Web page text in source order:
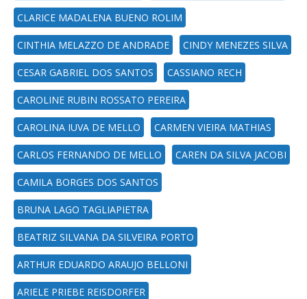
CLARICE MADALENA BUENO ROLIM
CINTHIA MELAZZO DE ANDRADE CINDY MENEZES SILVA
CESAR GABRIEL DOS SANTOS CASSIANO RECH
CAROLINE RUBIN ROSSATO PEREIRA
CAROLINA IUVA DE MELLO CARMEN VIEIRA MATHIAS
CARLOS FERNANDO DE MELLO CAREN DA SILVA JACOBI
CAMILA BORGES DOS SANTOS
BRUNA LAGO TAGLIAPIETRA
BEATRIZ SILVANA DA SILVEIRA PORTO
ARTHUR EDUARDO ARAUJO BELLONI
ARIELE PRIEBE REISDORFER